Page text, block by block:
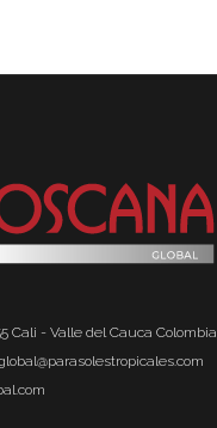
Cali - Valle del Cauca Colombia